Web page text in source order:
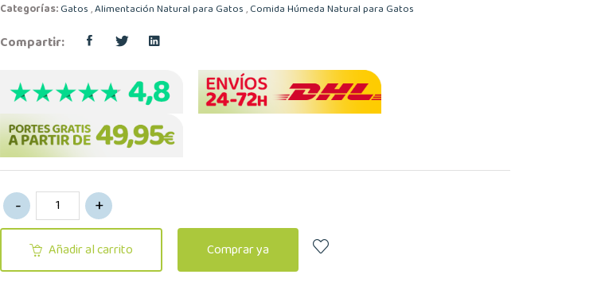
Categorías:Gatos,Alimentación Natural para Gatos,Comida Húmeda Natural para Gatos
Compartir:
Añadir al carrito Comprar ya